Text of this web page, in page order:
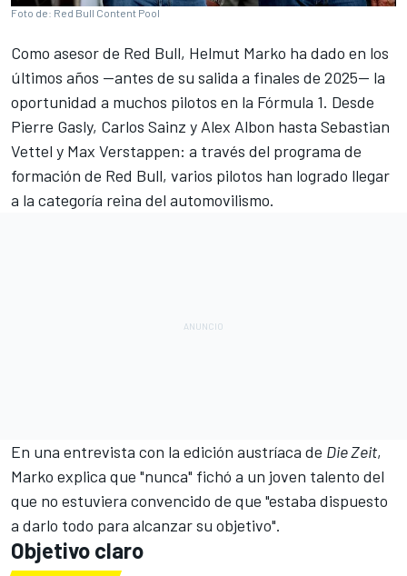
Foto de: Red Bull Content Pool
Como asesor de Red Bull, Helmut Marko ha dado en los
últimos años —antes de su salida a finales de 2025— la
oportunidad a muchos pilotos en la Fórmula 1. Desde
Pierre Gasly, Carlos Sainz y Alex Albon hasta Sebastian
Vettel y Max Verstappen: a través del programa de
formación de Red Bull, varios pilotos han logrado llegar
a la categoría reina del automovilismo.
En una entrevista con la edición austríaca de Die Zeit,
Marko explica que "nunca" fichó a un joven talento del
que no estuviera convencido de que "estaba dispuesto
a darlo todo para alcanzar su objetivo".
Objetivo claro